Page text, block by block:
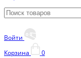
Войти
Корзина
0